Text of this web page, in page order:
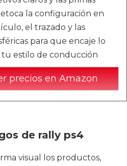
la configuración en
el trazado y las
para que encaje lo
estilo de conducción
precios en Amazon
de rally ps4
visual los productos,